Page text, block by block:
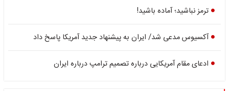
ترمز نباشید؛ آماده باشید!
آکسیوس مدعی شد/ ایران به پیشنهاد جدید آمریکا پاسخ داد
ادعای مقام آمریکایی درباره تصمیم ترامپ درباره ایران